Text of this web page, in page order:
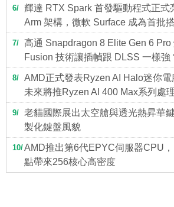
6
輝達 RTX Spark 首發驅動程式正式
Arm 架構，微軟 Surface 成為首批
7
高通 Snapdragon 8 Elite Gen 6 Pro
Fusion 技術讓插幀跟 DLSS 一樣強
8
AMD正式發表Ryzen AI Halo迷你電
未來將推Ryzen AI 400 Max系列處
9
老貓國際展出太空艙與透光熱昇華
製化鍵盤風貌
10 AMD推出第6代EPYC伺服器CPU
點帶來256核心高密度